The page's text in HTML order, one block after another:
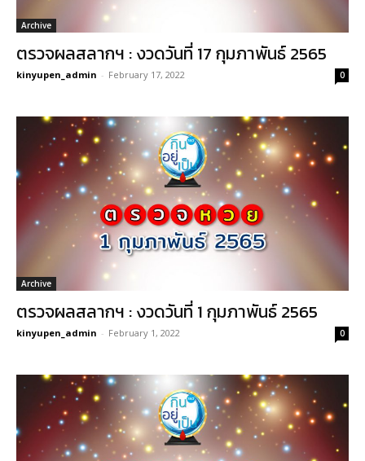
Archive
ตรวจผลสลากฯ : งวดวันที่ 17 กุมภาพันธ์ 2565
kinyupen_admin - February 17, 2022 0
Archive
ตรวจผลสลากฯ : งวดวันที่ 1 กุมภาพันธ์ 2565
kinyupen_admin - February 1, 2022 0